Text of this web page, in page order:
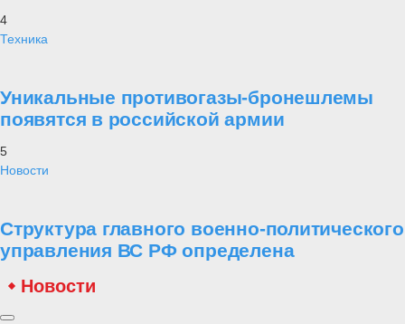
4
Техника
Уникальные противогазы-бронешлемы
появятся в российской армии
5
Новости
Структура главного военно-политического
управления ВС РФ определена
Новости